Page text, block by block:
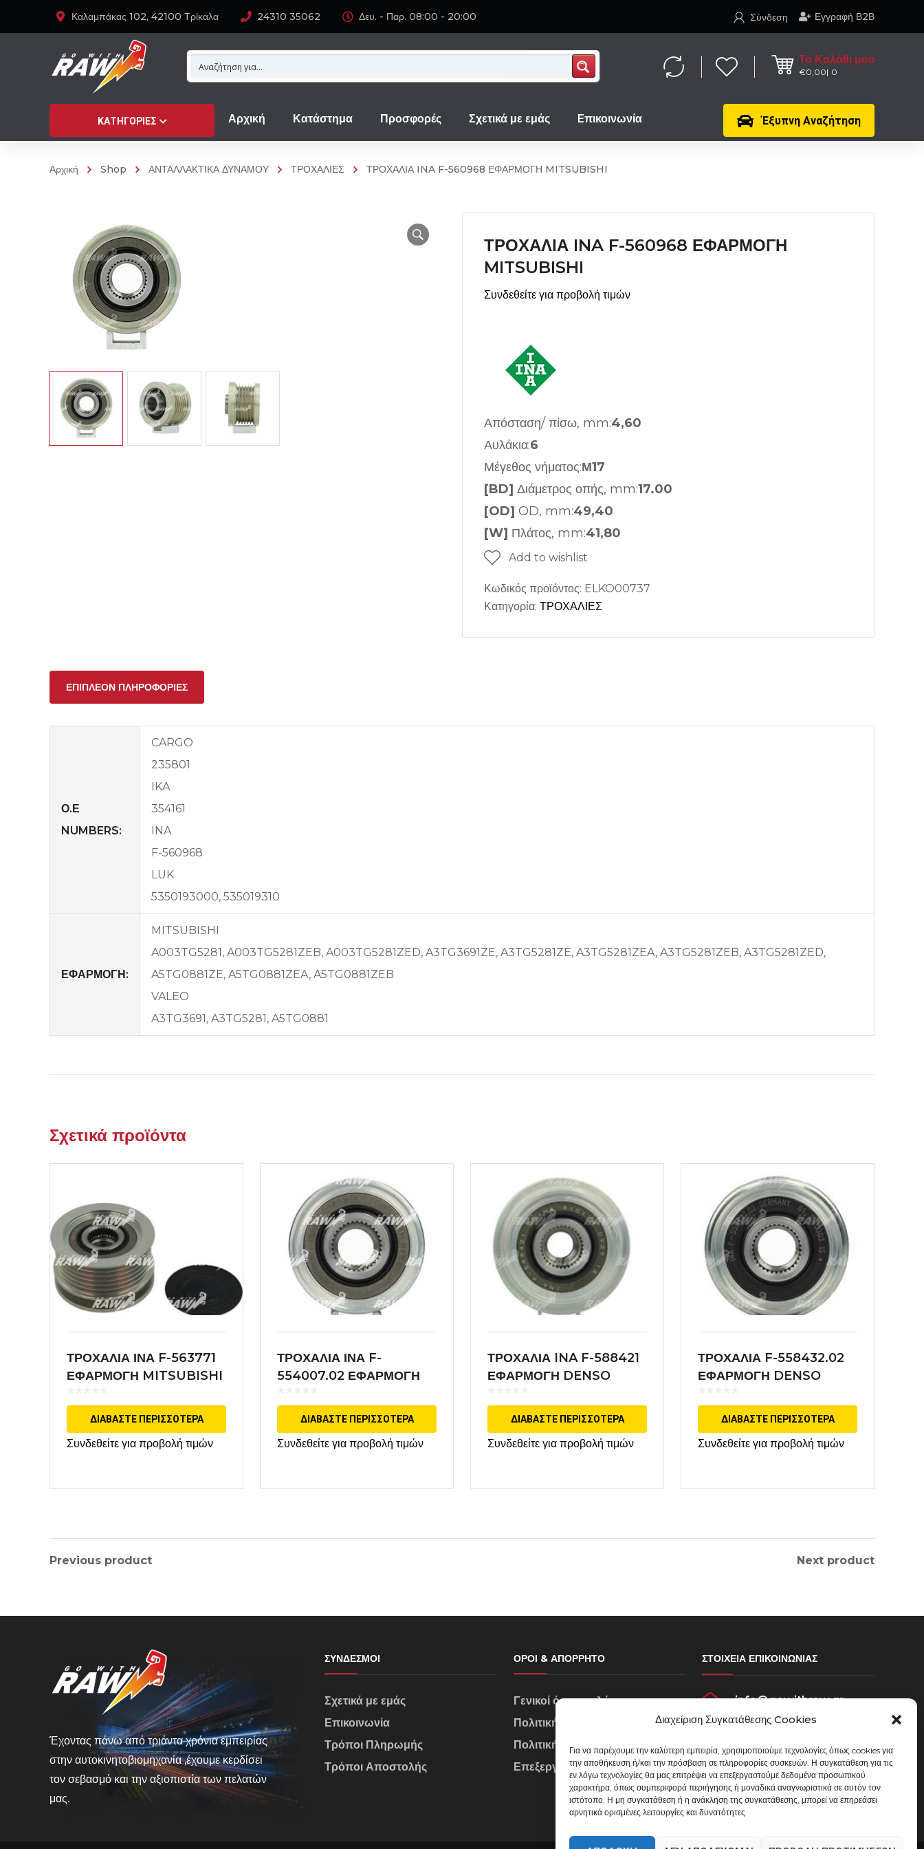
Διαχείριση Συγκατάθεσης Cookies
Για να παρέχουμε την καλύτερη εμπειρία, χρησιμοποιούμε τεχνολογίες όπως cookies για
την αποθήκευση ή/και την πρόσβαση σε πληροφορίες συσκευών. Η συγκατάθεση για τις
εν λόγω τεχνολογίες θα μας επιτρέψει να επεξεργαστούμε δεδομένα προσωπικού
χαρακτήρα, όπως συμπεριφορά περιήγησης ή μοναδικά αναγνωριστικά σε αυτόν τον
ιστότοπο. Η μη συγκατάθεση ή η ανάκληση της συγκατάθεσης, μπορεί να επηρεάσει
αρνητικά ορισμένες λειτουργίες και δυνατότητες.
Καλαμπάκας 102, 42100 Τρίκαλα 24310 35062 Δευ. - Παρ. 08:00 - 20:00 Εγγραφή Β2Β
Σύνδεση
Το Καλάθι μου
€0,00 0
Έξυπνη Αναζήτηση
ΚΑΤΗΓΟΡΊΕΣ Αρχική Κατάστημα Προσφορές Σχετικά με εμάς Eπικοινωνία
Αρχική Shop ΑΝΤΑΛΛΑΚΤΙΚΑ ΔΥΝΑΜΟΥ ΤΡΟΧΑΛΙΕΣ ΤΡΟΧΑΛΙΑ INA F-560968 ΕΦΑΡΜΟΓΗ MITSUBISHI
ΤΡΟΧΑΛΙΑ INA F-560968 ΕΦΑΡΜΟΓΗ
MITSUBISHI
Συνδεθείτε για προβολή τιμών
Απόσταση/ πίσω, mm:4,60
Αυλάκια:6
Μέγεθος νήματος:Μ17
[BD] Διάμετρος οπής, mm:17.00
[OD] OD, mm:49,40
[W] Πλάτος, mm:41,80
Add to wishlist
Κωδικός προϊόντος: ELKO00737
Κατηγορία: ΤΡΟΧΑΛΙΕΣ
ΕΠΙΠΛΈΟΝ ΠΛΗΡΟΦΟΡΊΕΣ
Ο.Ε
NUMBERS:
CARGO
235801
IKA
354161
INA
F-560968
LUK
5350193000, 535019310
ΕΦΑΡΜΟΓΗ:
MITSUBISHI
A003TG5281, A003TG5281ZEB, A003TG5281ZED, A3TG3691ZE, A3TG5281ZE, A3TG5281ZEA, A3TG5281ZEB, A3TG5281ZED,
A5TG0881ZE, A5TG0881ZEA, A5TG0881ZEB
VALEO
A3TG3691, A3TG5281, A5TG0881
Σχετικά προϊόντα
ΤΡΟΧΑΛΙΑ ΙΝΑ F-563771
ΕΦΑΡΜΟΓΗ MITSUBISHI
ΔΙΑΒΆΣΤΕ ΠΕΡΙΣΣΌΤΕΡΑ
Συνδεθείτε για προβολή τιμών
ΤΡΟΧΑΛΙΑ ΙΝΑ F-
554007.02 ΕΦΑΡΜΟΓΗ
ΔΙΑΒΆΣΤΕ ΠΕΡΙΣΣΌΤΕΡΑ
Συνδεθείτε για προβολή τιμών
ΤΡΟΧΑΛΙΑ INA F-588421
ΕΦΑΡΜΟΓΗ DENSO
ΔΙΑΒΆΣΤΕ ΠΕΡΙΣΣΌΤΕΡΑ
Συνδεθείτε για προβολή τιμών
ΤΡΟΧΑΛΙΑ F-558432.02
ΕΦΑΡΜΟΓΗ DENSO
ΔΙΑΒΆΣΤΕ ΠΕΡΙΣΣΌΤΕΡΑ
Συνδεθείτε για προβολή τιμών
Previous product Next product
Έχοντας πάνω από τριάντα χρόνια εμπειρίας
στην αυτοκινητοβιομηχανία ,έχουμε κερδίσει
τον σεβασμό και την αξιοπιστία των πελατών
μας.
ΣΎΝΔΕΣΜΟΙ
Σχετικά με εμάς
Επικοινωνία
Τρόποι Πληρωμής
Τρόποι Αποστολής
ΌΡΟΙ & ΑΠΌΡΡΗΤΟ
Γενικοί όροι πωλήσεων
Πολιτική Απορρήτου
Πολιτική Cookies
Επεξεργασία Δεδομένων
ΣΤΟΙΧΕΊΑ ΕΠΙΚΟΙΝΩΝΊΑΣ
info@gowithraw.gr
24310 35062
Δευ. - Παρ. 08:00 - 20:00